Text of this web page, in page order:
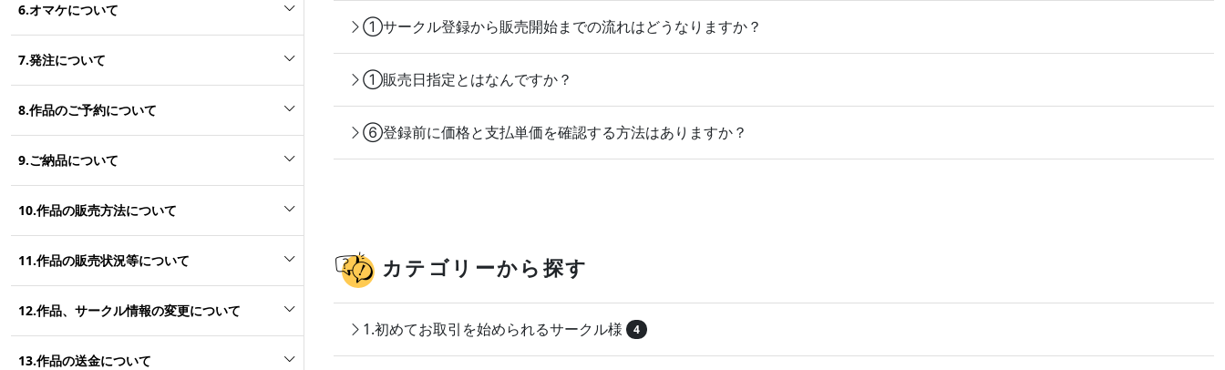
6.オマケについて
7.発注について
8.作品のご予約について
9.ご納品について
10.作品の販売方法について
11.作品の販売状況等について
12.作品、サークル情報の変更について
13.作品の送金について
①サークル登録から販売開始までの流れはどうなりますか？
①販売日指定とはなんですか？
⑥登録前に価格と支払単価を確認する方法はありますか？
カテゴリーから探す
1.初めてお取引を始められるサークル様 4